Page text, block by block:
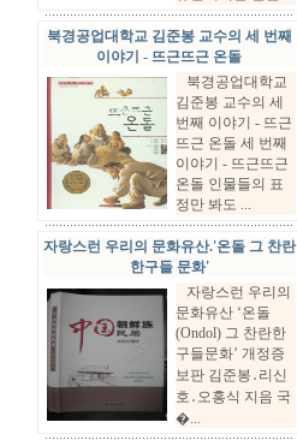
북경공업대학교 김준봉 교수의 세 번째
이야기 - 뜨근뜨근 온돌
북경공업대학교
김준봉 교수의 세
번째 이야기 - 뜨근
뜨근 온돌 세 번째
이야기 - 뜨근뜨근
온돌 인물들의 표
정만 봐도 ...
자랑스런 우리의 문화유산.'온돌 그 찬란
한구들 문화'
자랑스런 우리의
문화유산 ‘온돌
(Ondol) 그 찬란한
구들문화’ 개정증
보판 김준봉․리신
호․오홍식 지음 국
�...